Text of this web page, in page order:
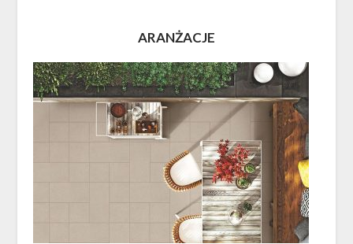
ARANŻACJE